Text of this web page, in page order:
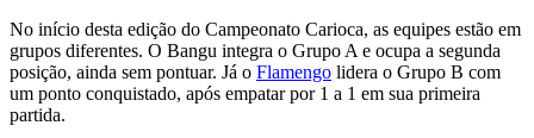
No início desta edição do Campeonato Carioca, as equipes estão em
grupos diferentes. O Bangu integra o Grupo A e ocupa a segunda
posição, ainda sem pontuar. Já o Flamengo lidera o Grupo B com
um ponto conquistado, após empatar por 1 a 1 em sua primeira
partida.